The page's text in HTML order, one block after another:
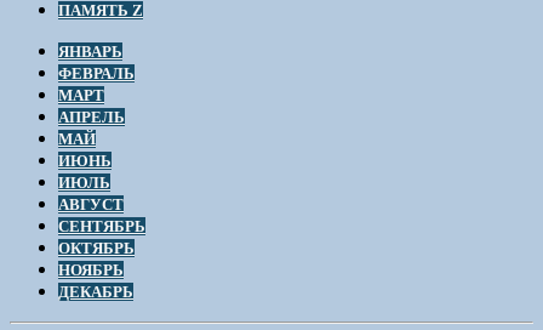
ПАМЯТЬ Z
ЯНВАРЬ
ФЕВРАЛЬ
МАРТ
АПРЕЛЬ
МАЙ
ИЮНЬ
ИЮЛЬ
АВГУСТ
СЕНТЯБРЬ
ОКТЯБРЬ
НОЯБРЬ
ДЕКАБРЬ